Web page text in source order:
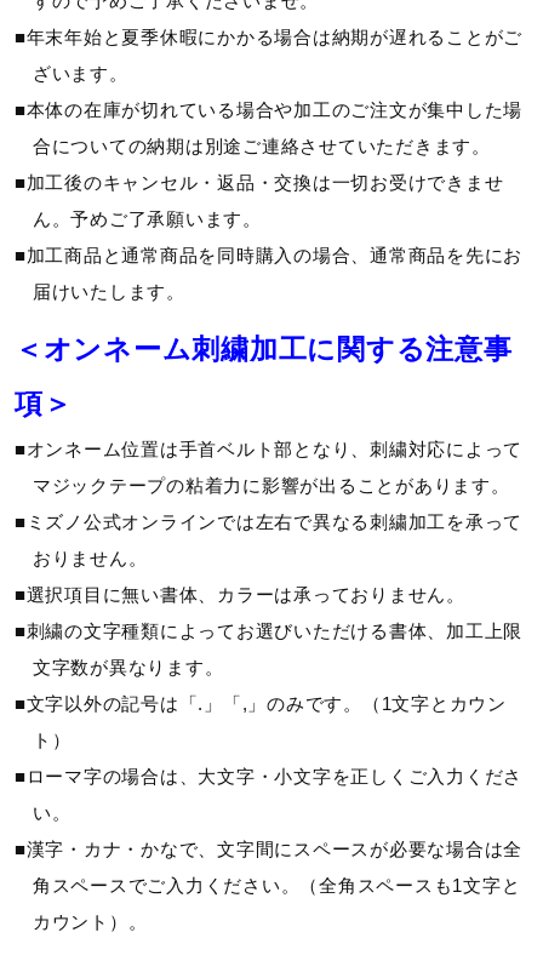
手袋のサイズは、手囲いの長さが目安となります。
手囲いとは、親指の第一関節とほぼ同位置にある生命線の始
の距離を結んだ手の平の周りの長さです。
カラー
01：ホワイト×ライム
09：ブラック×レッド
27：ブルー×ライム
素材
平側素材：羊革（型押し） ／ 甲側素材：合成皮革、合成繊
維
原産国
■年末年始と夏季休暇にかかる場合は納期が遅れることがご
ざいます。
■本体の在庫が切れている場合や加工のご注文が集中した場
合についての納期は別途ご連絡させていただきます。
■加工後のキャンセル・返品・交換は一切お受けできませ
ん。予めご了承願います。
■加工商品と通常商品を同時購入の場合、通常商品を先にお
届けいたします。
＜オンネーム刺繍加工に関する注意事
項＞
■オンネーム位置は手首ベルト部となり、刺繍対応によって
マジックテープの粘着力に影響が出ることがあります。
■ミズノ公式オンラインでは左右で異なる刺繍加工を承って
おりません。
■選択項目に無い書体、カラーは承っておりません。
■刺繍の文字種類によってお選びいただける書体、加工上限
文字数が異なります。
■文字以外の記号は「.」「,」のみです。（1文字とカウン
ト）
■ローマ字の場合は、大文字・小文字を正しくご入力くださ
い。
■漢字・カナ・かなで、文字間にスペースが必要な場合は全
角スペースでご入力ください。（全角スペースも1文字と
カウント）。